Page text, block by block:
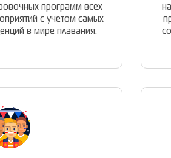
программ всех
с учетом самых
в мире плавания.